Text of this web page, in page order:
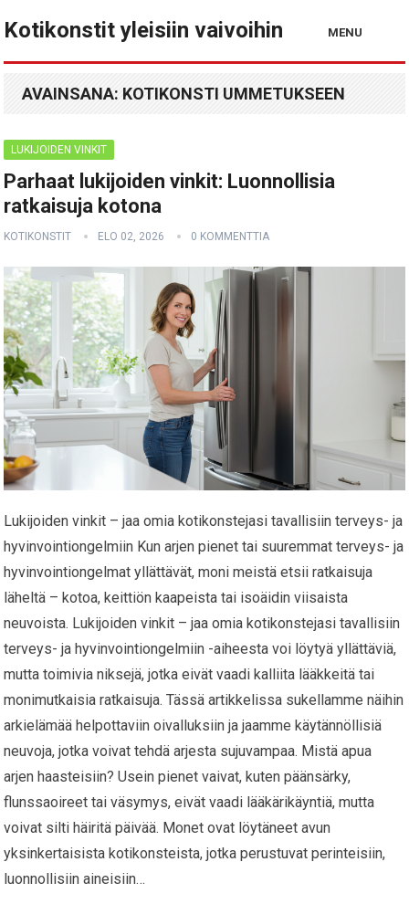
Kotikonstit yleisiin vaivoihin MENU
AVAINSANA: KOTIKONSTI UMMETUKSEEN
LUKIJOIDEN VINKIT
Parhaat lukijoiden vinkit: Luonnollisia
ratkaisuja kotona
KOTIKONSTIT ELO 02, 2026 0 KOMMENTTIA
Lukijoiden vinkit – jaa omia kotikonstejasi tavallisiin terveys- ja
hyvinvointiongelmiin Kun arjen pienet tai suuremmat terveys- ja
hyvinvointiongelmat yllättävät, moni meistä etsii ratkaisuja
läheltä – kotoa, keittiön kaapeista tai isoäidin viisaista
neuvoista. Lukijoiden vinkit – jaa omia kotikonstejasi tavallisiin
terveys- ja hyvinvointiongelmiin -aiheesta voi löytyä yllättäviä,
mutta toimivia niksejä, jotka eivät vaadi kalliita lääkkeitä tai
monimutkaisia ratkaisuja. Tässä artikkelissa sukellamme näihin
arkielämää helpottaviin oivalluksiin ja jaamme käytännöllisiä
neuvoja, jotka voivat tehdä arjesta sujuvampaa. Mistä apua
arjen haasteisiin? Usein pienet vaivat, kuten päänsärky,
flunssaoireet tai väsymys, eivät vaadi lääkärikäyntiä, mutta
voivat silti häiritä päivää. Monet ovat löytäneet avun
yksinkertaisista kotikonsteista, jotka perustuvat perinteisiin,
luonnollisiin aineisiin…